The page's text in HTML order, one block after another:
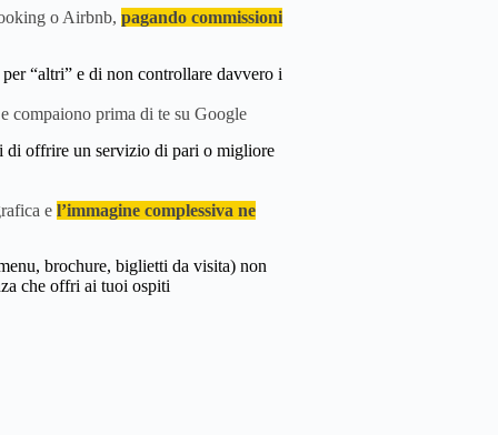
o Airbnb, pagando commissioni
“altri” e di non controllare davvero i
e compaiono prima di te su Google
di offrire un servizio di pari o migliore
e l’immagine complessiva ne
brochure, biglietti da visita) non
che offri ai tuoi ospiti